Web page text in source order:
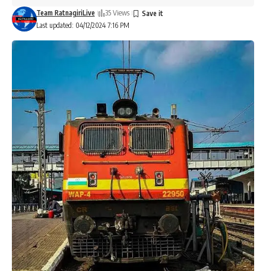
Last updated: 04/12/2024 7:16 PM
Team RatnagiriLive 35 Views